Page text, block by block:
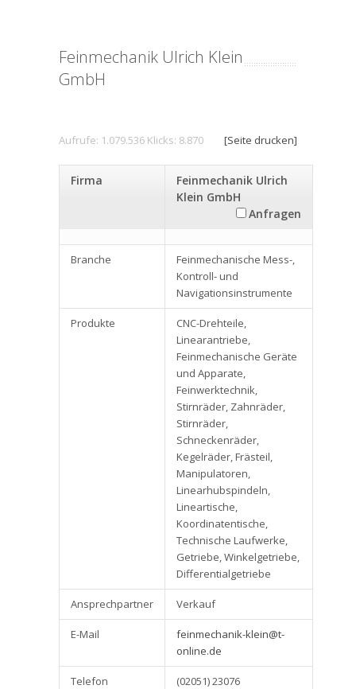
Feinmechanik Ulrich Klein
GmbH
Aufrufe: 1.079.536 Klicks: 8.870 [Seite drucken]
Firma
Feinmechanik Ulrich
Klein GmbH
Anfragen
Branche
Feinmechanische Mess-,
Kontroll- und
Navigationsinstrumente
Produkte
CNC-Drehteile,
Linearantriebe,
Feinmechanische Geräte
und Apparate,
Feinwerktechnik,
Stirnräder, Zahnräder,
Stirnräder,
Schneckenräder,
Kegelräder, Frästeil,
Manipulatoren,
Linearhubspindeln,
Lineartische,
Koordinatentische,
Technische Laufwerke,
Getriebe, Winkelgetriebe,
Differentialgetriebe
Ansprechpartner Verkauf
E-Mail
feinmechanik-klein@t-
online.de
Telefon (02051) 23076